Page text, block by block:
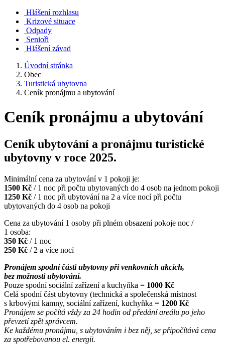
Hlášení rozhlasu
Krizové situace
Odpady
Senioři
Hlášení závad
Úvodní stránka
Obec
Turistická ubytovna
Ceník pronájmu a ubytování
Ceník pronájmu a ubytování
Ceník ubytování a pronájmu turistické
ubytovny v roce 2025.
Minimální cena za ubytování v 1 pokoji je:
1500 Kč / 1 noc při počtu ubytovaných do 4 osob na jednom pokoji
1250 Kč / 1 noc při ubytování na 2 a více nocí při počtu
ubytovaných do 4 osob na pokoji
Cena za ubytování 1 osoby při plném obsazení pokoje noc /
1 osoba:
350 Kč / 1 noc
250 Kč / 2 a více nocí
Pronájem spodní části ubytovny při venkovních akcích,
bez možnosti ubytování.
Pouze spodní sociální zařízení a kuchyňka = 1000 Kč
Celá spodní část ubytovny (technická a společenská místnost
s krbovými kamny, sociální zařízení, kuchyňka = 1200 Kč
Pronájem se počítá vždy za 24 hodin od předání areálu po jeho
převzetí zpět správcem.
Ke každému pronájmu, s ubytováním i bez něj, se připočítává cena
za spotřebovanou el. energii.